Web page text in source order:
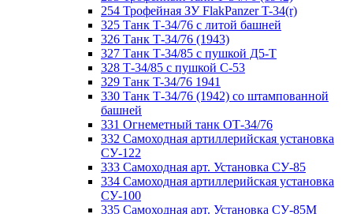
254 Трофейная ЗУ FlakPanzer T-34(r)
325 Танк Т-34/76 с литой башней
326 Танк Т-34/76 (1943)
327 Танк Т-34/85 с пушкой Д5-Т
328 Т-34/85 с пушкой С-53
329 Танк T-34/76 1941
330 Танк Т-34/76 (1942) со штампованной
башней
331 Огнеметный танк ОТ-34/76
332 Самоходная артиллерийская установка
СУ-122
333 Самоходная арт. Установка СУ-85
334 Самоходная артиллерийская установка
СУ-100
335 Самоходная арт. Установка СУ-85М